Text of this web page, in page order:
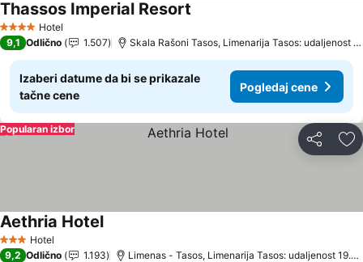
4 ZvezdiceHotel
Thassos Imperial Resort
9,1 Odlično 1.507 Skala Rašoni Tasos, Limenarija Tasos: udaljenost
Izaberi datume da bi se prikazale
tačne cene
Pogledaj cene
Deli
Popularan izbor
3 Zvezdice
Hotel
Aethria HotelPogledaj cene
9,2 Odlično 1.193 Limenas - Tasos, Limenarija Tasos: udaljenost 19.8